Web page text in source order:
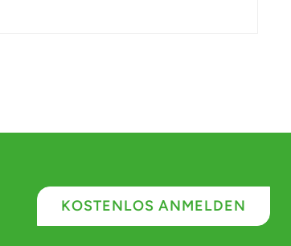
KOSTENLOS ANMELDEN